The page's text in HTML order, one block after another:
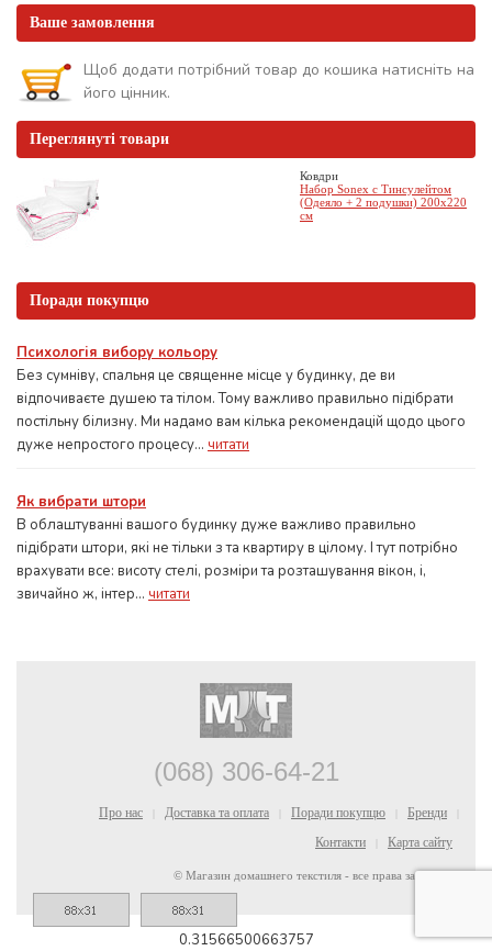
Ваше замовлення
Щоб додати потрібний товар до кошика натисніть на
його цінник.
Переглянуті товари
Ковдри
Набор Sonex c Тинсулейтом
(Одеяло + 2 подушки) 200х220
см
Поради покупцю
Психологія вибору кольору
Без сумніву, спальня це священне місце у будинку, де ви
відпочиваєте душею та тілом. Тому важливо правильно підібрати
постільну білизну. Ми надамо вам кілька рекомендацій щодо цього
дуже непростого процесу... читати
Як вибрати штори
В облаштуванні вашого будинку дуже важливо правильно
підібрати штори, які не тільки з та квартиру в цілому. І тут потрібно
врахувати все: висоту стелі, розміри та розташування вікон, і,
звичайно ж, інтер... читати
(068) 306-64-21
Про нас Доставка та оплата Поради покупцю Бренди
Контакти Карта сайту
© Магазин домашнего текстиля - все права защищены
0.31566500663757